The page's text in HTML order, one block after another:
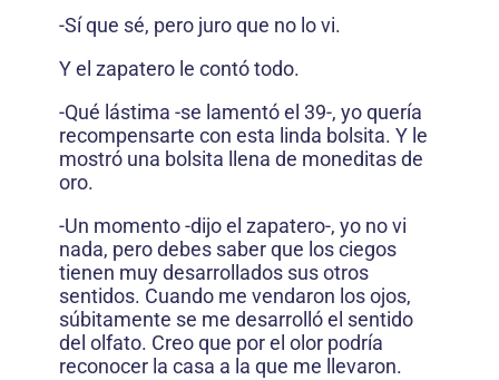
-Sí que sé, pero juro que no lo vi.
Y el zapatero le contó todo.
-Qué lástima -se lamentó el 39-, yo quería
recompensarte con esta linda bolsita. Y le
mostró una bolsita llena de moneditas de
oro.
-Un momento -dijo el zapatero-, yo no vi
nada, pero debes saber que los ciegos
tienen muy desarrollados sus otros
sentidos. Cuando me vendaron los ojos,
súbitamente se me desarrolló el sentido
del olfato. Creo que por el olor podría
reconocer la casa a la que me llevaron.